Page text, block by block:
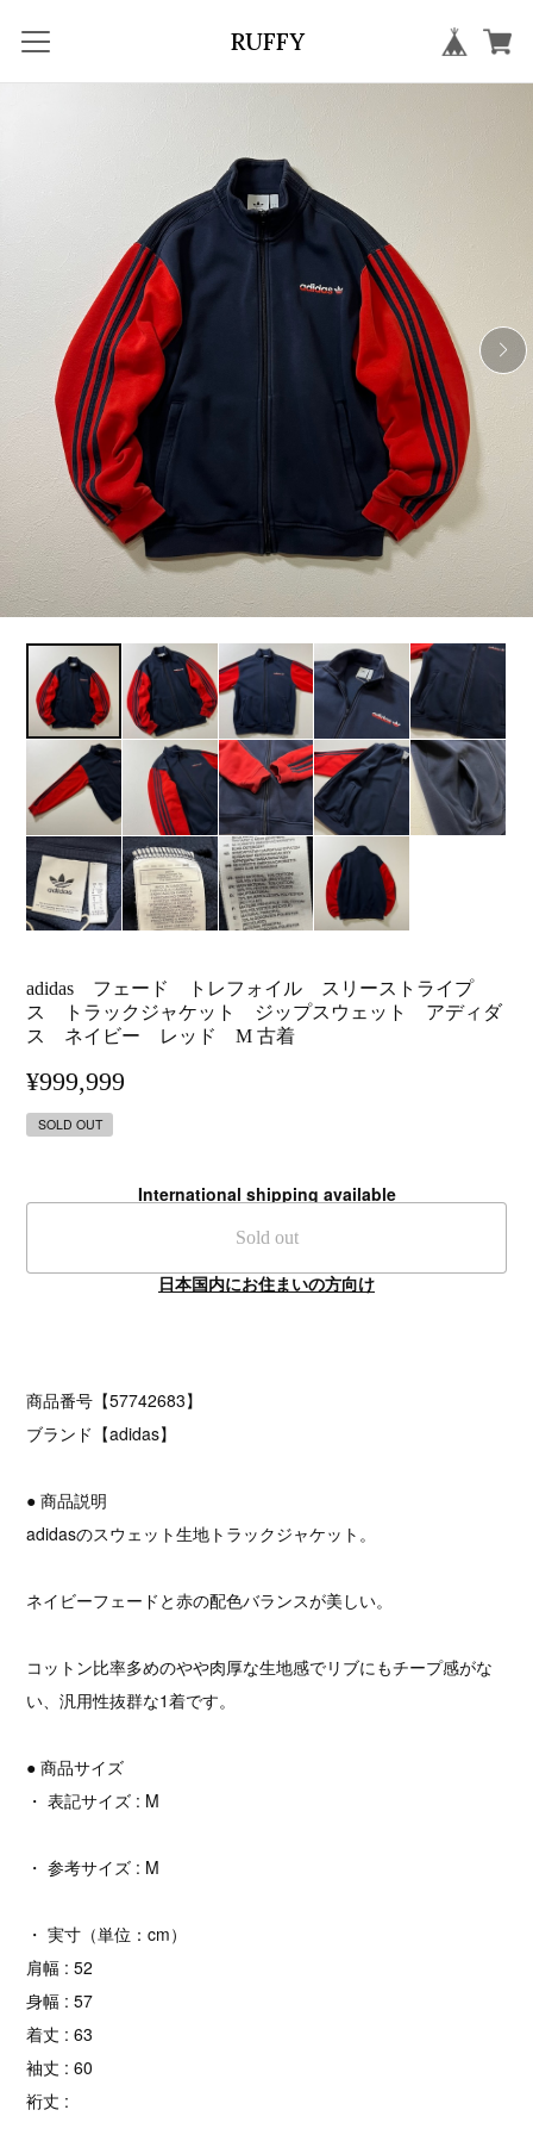
RUFFY
adidas フェード トレフォイル スリーストライプ
ス トラックジャケット ジップスウェット アディダ
ス ネイビー レッド M 古着
¥999,999
SOLD OUT
International shipping available
Sold out
日本国内にお住まいの方向け
商品番号【57742683】
ブランド【adidas】
● 商品説明
adidasのスウェット生地トラックジャケット。
ネイビーフェードと赤の配色バランスが美しい。
コットン比率多めのやや肉厚な生地感でリブにもチープ感がな
い、汎用性抜群な1着です。
● 商品サイズ
・ 表記サイズ : M
・ 参考サイズ : M
・ 実寸（単位：cm）
肩幅 : 52
身幅 : 57
着丈 : 63
袖丈 : 60
裄丈 :